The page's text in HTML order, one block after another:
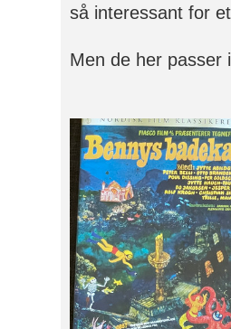
så interessant for
Men de her passer